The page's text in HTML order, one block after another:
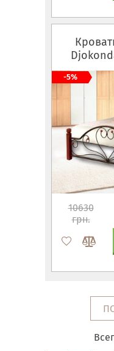
10630
грн.
-5%